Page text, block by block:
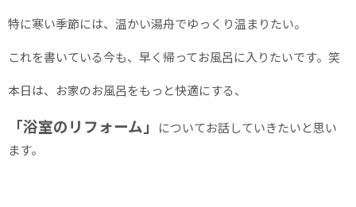
特に寒い季節には、温かい湯舟でゆっくり温まりたい。
これを書いている今も、早く帰ってお風呂に入りたいです。笑
本日は、お家のお風呂をもっと快適にする、
「浴室のリフォーム」
についてお話していきたいと思い
ます。